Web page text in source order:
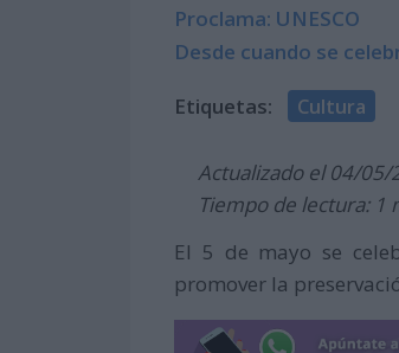
Proclama: UNESCO
Desde cuando se
Etiquetas: Cultura
Actualizado el 04/05/
Tiempo de lectura: 1
El 5 de mayo se
promover la